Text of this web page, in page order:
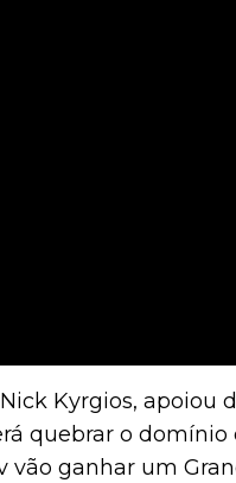
Kyrgios, apoiou
quebrar o domínio
vão ganhar um